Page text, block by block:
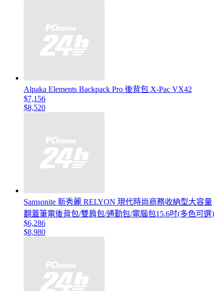
Alpaka Elements Backpack Pro 後背包 X-Pac VX42
$7,156
$8,520
Samsonite 新秀麗 RELYON 現代時尚商務收納型大容量
翻蓋筆電後背包/雙肩包/通勤包/電腦包15.6吋(多色可選)
$6,286
$8,980